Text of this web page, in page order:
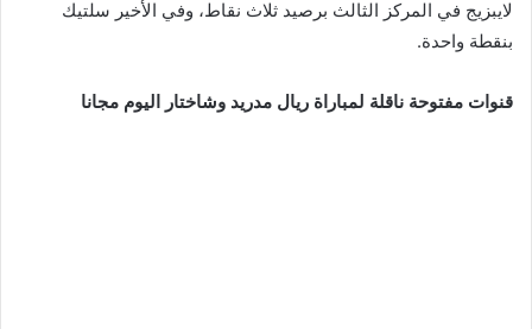
لايبزيج في المركز الثالث برصيد ثلاث نقاط، وفي الأخير سلتيك
بنقطة واحدة.
قنوات مفتوحة ناقلة لمباراة ريال مدريد وشاختار اليوم مجانا